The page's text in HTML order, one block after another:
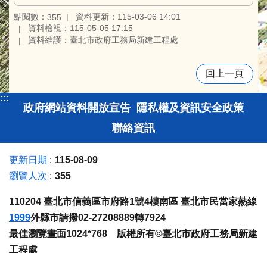
點閱數： 355
資料更新：115-03-06 14:01
資料檢視：115-05-05 17:15
資料維護：臺北市政府工務局新建工程處
回上一頁
:::
政府網站資料開放宣告 隱私權及資訊安全政策
聯絡資訊
更新日期
115-08-09
瀏覽人次
355
110204 臺北市信義區市府路1號4樓南區 臺北市民當家熱線
1999外縣市請撥02-27208889轉7924
最佳瀏覽畫面1024*768 版權所有©臺北市政府工務局新建
工程處